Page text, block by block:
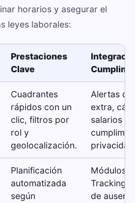
horarios y asegurar el
leyes laborales:
Prestaciones
Clave
Cuadrantes
rápidos con un
clic, filtros por
rol y
geolocalización.
Alertas de
extra,
salarios y
Planificación
automatizada
según
Módulos
Tracking,
de